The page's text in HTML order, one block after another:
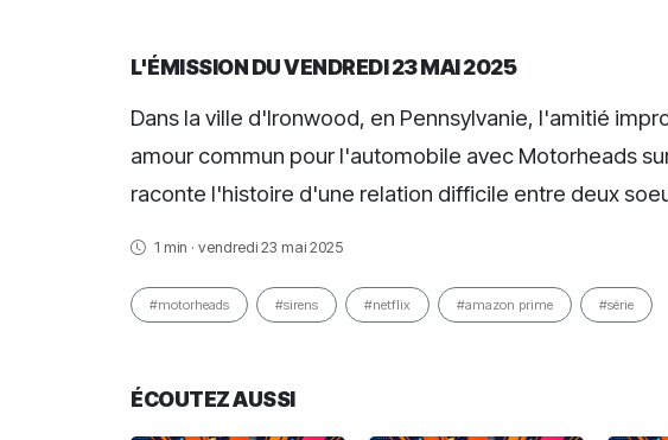
L'ÉMISSION DU VENDREDI 23 MAI 2025
Dans la ville d'Ironwood, en Pennsylvanie, l'amitié
amour commun pour l'automobile avec Motorheads
raconte l'histoire d'une relation difficile entre deux
1 min · vendredi 23 mai 2025
#motorheads #sirens #netflix #amazon prime #série
ÉCOUTEZ AUSSI